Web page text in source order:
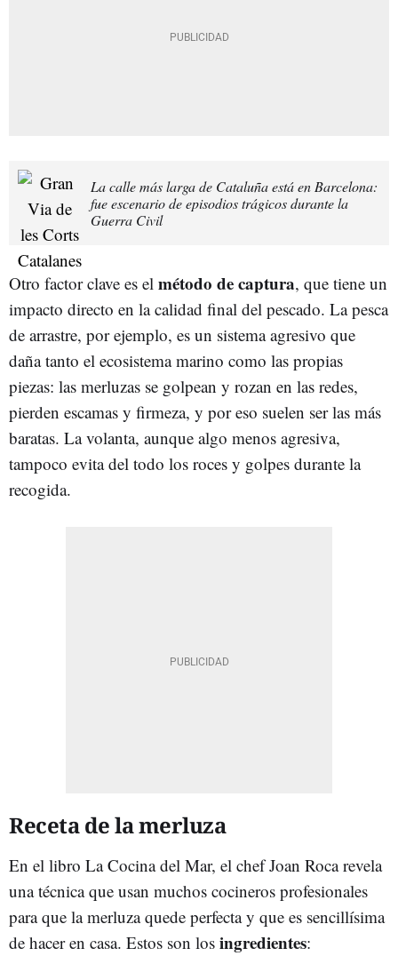
La calle más larga de Cataluña está en Barcelona:
fue escenario de episodios trágicos durante la
Guerra Civil
Otro factor clave es el método de captura, que tiene un
impacto directo en la calidad final del pescado. La pesca
de arrastre, por ejemplo, es un sistema agresivo que
daña tanto el ecosistema marino como las propias
piezas: las merluzas se golpean y rozan en las redes,
pierden escamas y firmeza, y por eso suelen ser las más
baratas. La volanta, aunque algo menos agresiva,
tampoco evita del todo los roces y golpes durante la
recogida.
Receta de la merluza
En el libro La Cocina del Mar, el chef Joan Roca revela
una técnica que usan muchos cocineros profesionales
para que la merluza quede perfecta y que es sencillísima
de hacer en casa. Estos son los ingredientes: